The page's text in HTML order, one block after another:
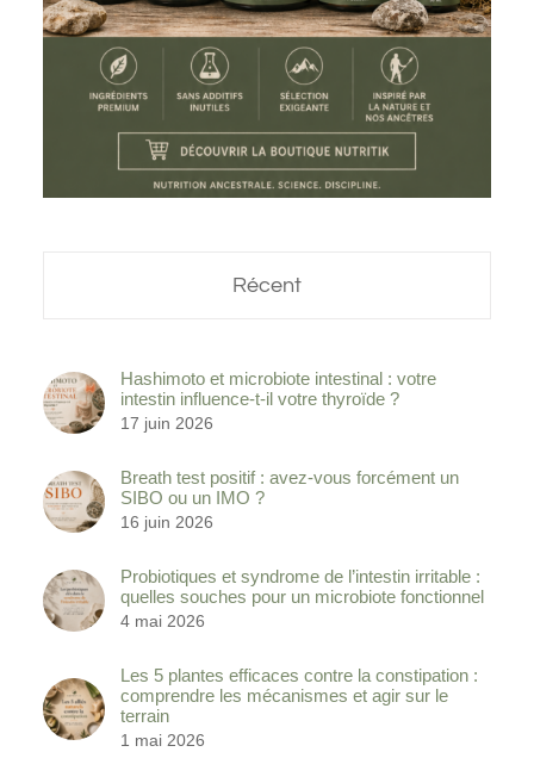
Récent
Hashimoto et microbiote intestinal : votre
intestin influence-t-il votre thyroïde ?
17 juin 2026
Breath test positif : avez-vous forcément un
SIBO ou un IMO ?
16 juin 2026
Probiotiques et syndrome de l’intestin irritable :
quelles souches pour un microbiote fonctionnel
4 mai 2026
Les 5 plantes efficaces contre la constipation :
comprendre les mécanismes et agir sur le
terrain
1 mai 2026